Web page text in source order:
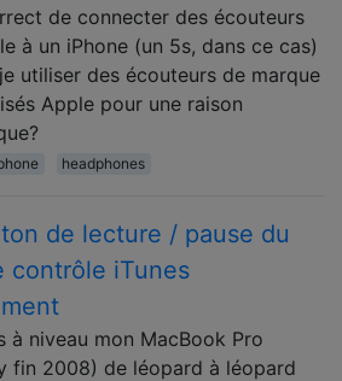
de connecter des écouteurs
à un iPhone (un 5s, dans ce cas)
utiliser des écouteurs de marque
Apple pour une raison
headphones
de lecture / pause du
contrôle iTunes
à niveau mon MacBook Pro
fin 2008) de léopard à léopard